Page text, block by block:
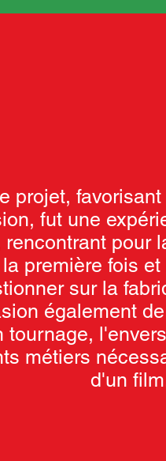
projet,
fut une
rencontrant pour
première fois
sur la
également
tournage,
métiers
d'un